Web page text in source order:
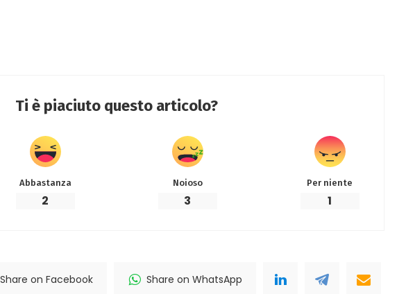
Ti è piaciuto questo articolo?
Abbastanza
2
Noioso
3
Per niente
1
Share on Facebook Share on WhatsApp